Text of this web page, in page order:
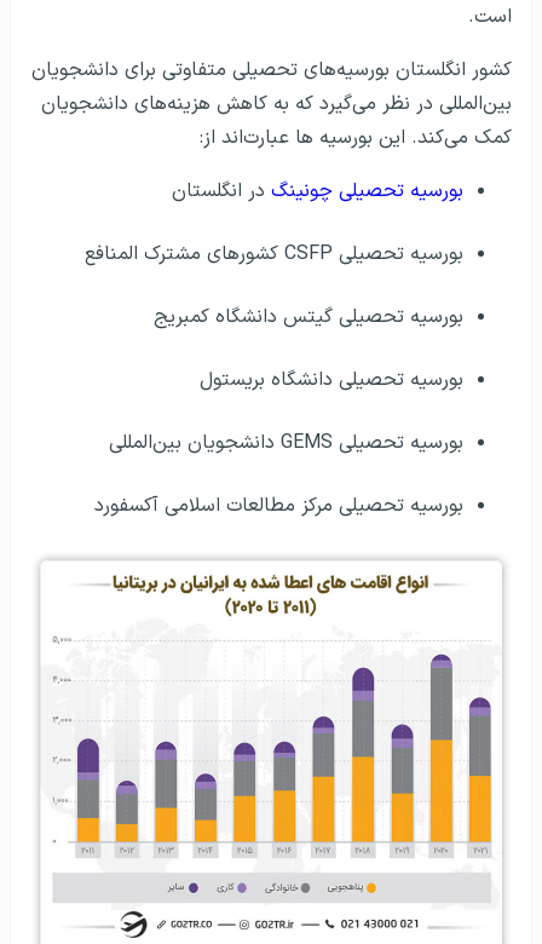
است.
کشور انگلستان بورسیه‌های تحصیلی متفاوتی برای دانشجویان
بین‌المللی در نظر می‌گیرد که به کاهش هزینه‌های دانشجویان
کمک می‌کند. این بورسیه ها عبارت‌اند از:
بورسیه تحصیلی چونینگ در انگلستان
بورسیه تحصیلی CSFP کشورهای مشترک المنافع
بورسیه تحصیلی گیتس دانشگاه کمبریج
بورسیه تحصیلی دانشگاه بریستول
بورسیه تحصیلی GEMS دانشجویان بین‌المللی
بورسیه تحصیلی مرکز مطالعات اسلامی آکسفورد